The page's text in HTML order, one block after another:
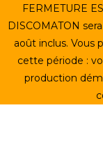
to
content
ACCUEIL
CRÉER UN
LE STORE
FERMETURE
DISCOMATON
août inclus. Vous
cette période :
production